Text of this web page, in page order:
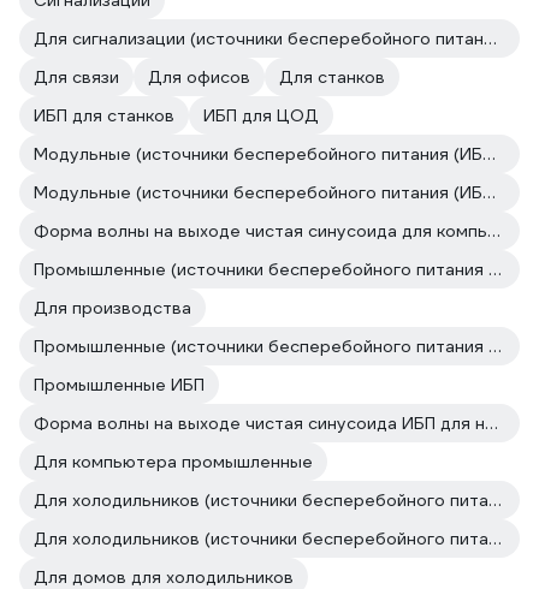
Для сигнализации (источники бесперебойного питания (ИБП, бесперебойники))
Для связи
Для офисов
Для станков
ИБП для станков
ИБП для ЦОД
Модульные (источники бесперебойного питания (ИБП, бесперебойники))
Модульные (источники бесперебойного питания (ИБП, бесперебойники))
Форма волны на выходе чистая синусоида для компьютера
Промышленные (источники бесперебойного питания (ИБП, бесперебойники))
Для производства
Промышленные (источники бесперебойного питания (ИБП, бесперебойники))
Промышленные ИБП
Форма волны на выходе чистая синусоида ИБП для насосов
Для компьютера промышленные
Для холодильников (источники бесперебойного питания (ИБП, бесперебойники))
Для холодильников (источники бесперебойного питания (ИБП, бесперебойники))
Для домов для холодильников